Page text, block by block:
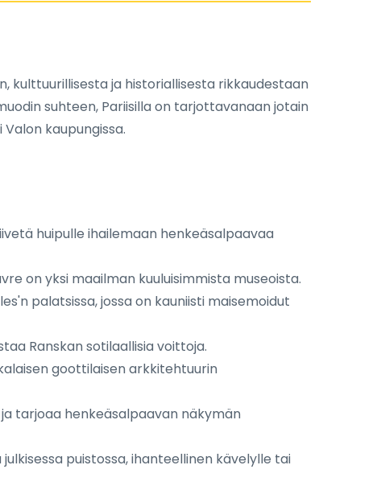
kulttuurillisesta ja historiallisesta rikkaudestaan
suhteen, Pariisilla on tarjottavanaan jotain
kaupungissa.
huipulle ihailemaan henkeäsalpaavaa
on yksi maailman kuuluisimmista museoista.
palatsissa, jossa on kauniisti maisemoidut
Ranskan sotilaallisia voittoja.
goottilaisen arkkitehtuurin
tarjoaa henkeäsalpaavan näkymän
puistossa, ihanteellinen kävelylle tai